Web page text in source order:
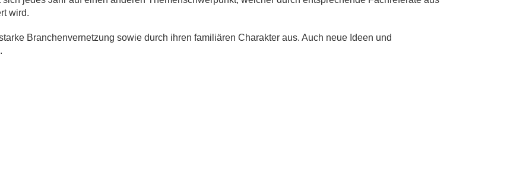
wird.
Branchenvernetzung sowie durch ihren familiären Charakter aus. Auch neue Ideen und